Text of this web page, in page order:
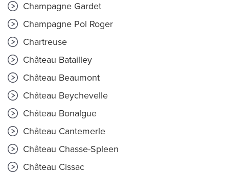
Champagne Gardet
Champagne Pol Roger
Chartreuse
Château Batailley
Château Beaumont
Château Beychevelle
Château Bonalgue
Château Cantemerle
Château Chasse-Spleen
Château Cissac